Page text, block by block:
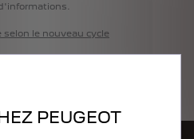
selon le nouveau cycle
PEUGEOT